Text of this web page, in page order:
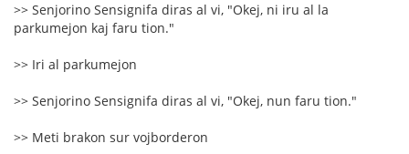
>> Senjorino Sensignifa diras al vi, "Okej, ni iru al la
parkumejon kaj faru tion."
>> Iri al parkumejon
>> Senjorino Sensignifa diras al vi, "Okej, nun faru tion."
>> Meti brakon sur vojborderon